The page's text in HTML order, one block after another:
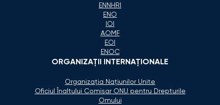
ENNHRI
ENO
IOI
AOMF
EOI
ENOC
ORGANIZAŢII INTERNAŢIONALE
Organizaţia Naţiunilor Unite
Oficiul Înaltului Comisar ONU pentru Drepturile
Omului